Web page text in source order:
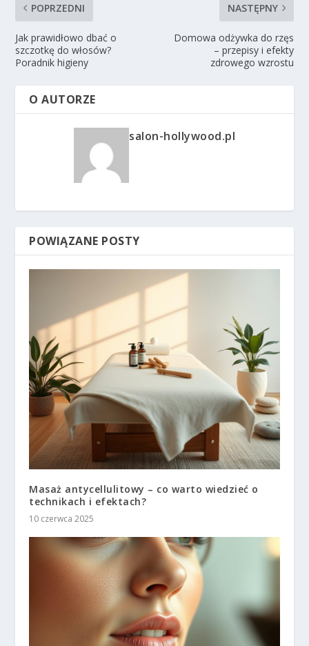
POPRZEDNI
Jak prawidłowo dbać o
szczotkę do włosów?
Poradnik higieny
NASTĘPNY
Domowa odżywka do rzęs
– przepisy i efekty
zdrowego wzrostu
O AUTORZE
salon-hollywood.pl
POWIĄZANE POSTY
Masaż antycellulitowy – co warto wiedzieć o
technikach i efektach?
10 czerwca 2025